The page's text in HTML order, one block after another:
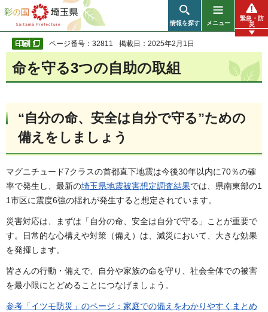
彩の国 埼玉県
情報を探す メニュー
緊急・防
災
ページ番号：32811 掲載日：2025年2月1日
命を守る3つの自助の取組
“自分の命、安全は自分で守る”ための
備えをしましょう
マグニチュード7クラスの首都直下地震は今後30年以内に70％の確
率で発生し、最新の埼玉県地震被害想定調査結果では、県南東部の1
1市区に震度6強の揺れが発生すると想定されています。
災害対応は、まずは「自分の命、安全は自分で守る」ことが重要で
す。日常的な心構えや対策（備え）は、減災において、大きな効果
を発揮します。
皆さんの行動・備えで、自分や家族の命を守り、社会全体での被害
を最小限にとどめることにつなげましょう。
参考「イツモ防災」のページ：家庭での備えをわかりやすくまとめ